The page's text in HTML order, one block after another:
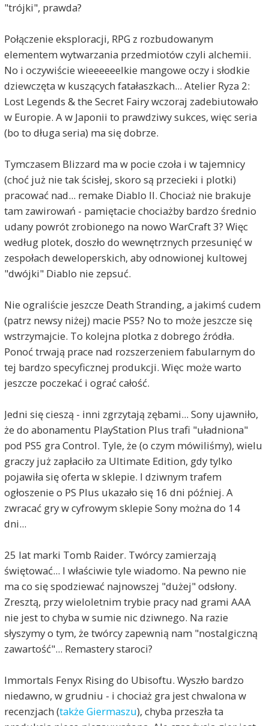
"trójki", prawda?
Połączenie eksploracji, RPG z rozbudowanym
elementem wytwarzania przedmiotów czyli alchemii.
No i oczywiście wieeeeeelkie mangowe oczy i słodkie
dziewczęta w kuszących fatałaszkach... Atelier Ryza 2:
Lost Legends & the Secret Fairy wczoraj zadebiutowało
w Europie. A w Japonii to prawdziwy sukces, więc seria
(bo to długa seria) ma się dobrze.
Tymczasem Blizzard ma w pocie czoła i w tajemnicy
(choć już nie tak ścisłej, skoro są przecieki i plotki)
pracować nad... remake Diablo II. Chociaż nie brakuje
tam zawirowań - pamiętacie chociażby bardzo średnio
udany powrót zrobionego na nowo WarCraft 3? Więc
według plotek, doszło do wewnętrznych przesunięć w
zespołach deweloperskich, aby odnowionej kultowej
"dwójki" Diablo nie zepsuć.
Nie ograliście jeszcze Death Stranding, a jakimś cudem
(patrz newsy niżej) macie PS5? No to może jeszcze się
wstrzymajcie. To kolejna plotka z dobrego źródła.
Ponoć trwają prace nad rozszerzeniem fabularnym do
tej bardzo specyficznej produkcji. Więc może warto
jeszcze poczekać i ograć całość.
Jedni się cieszą - inni zgrzytają zębami... Sony ujawniło,
że do abonamentu PlayStation Plus trafi "uładniona"
pod PS5 gra Control. Tyle, że (o czym mówiliśmy), wielu
graczy już zapłaciło za Ultimate Edition, gdy tylko
pojawiła się oferta w sklepie. I dziwnym trafem
ogłoszenie o PS Plus ukazało się 16 dni później. A
zwracać gry w cyfrowym sklepie Sony można do 14
dni...
25 lat marki Tomb Raider. Twórcy zamierzają
świętować... I właściwie tyle wiadomo. Na pewno nie
ma co się spodziewać najnowszej "dużej" odsłony.
Zresztą, przy wieloletnim trybie pracy nad grami AAA
nie jest to chyba w sumie nic dziwnego. Na razie
słyszymy o tym, że twórcy zapewnią nam "nostalgiczną
zawartość"... Remastery staroci?
Immortals Fenyx Rising do Ubisoftu. Wyszło bardzo
niedawno, w grudniu - i chociaż gra jest chwalona w
recenzjach (także Giermaszu), chyba przeszła ta